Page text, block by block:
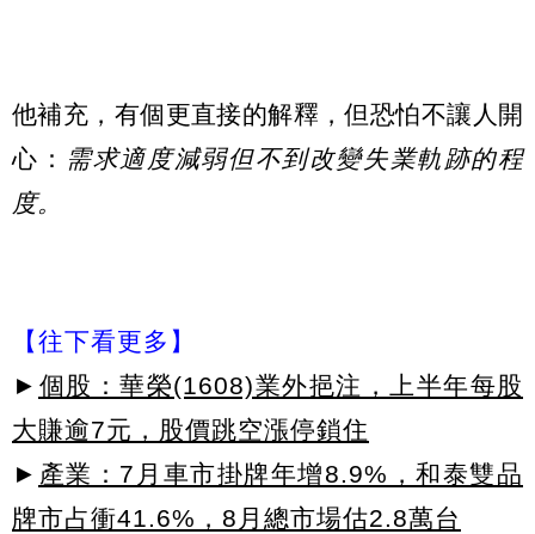
他補充，有個更直接的解釋，但恐怕不讓人開
心： 需求適度減弱但不到改變失業軌跡的程
度。
【往下看更多】
► 個股：華榮(1608)業外挹注，上半年每股
大賺逾7元，股價跳空漲停鎖住
► 產業：7月車市掛牌年增8.9%，和泰雙品
牌市占衝41.6%，8月總市場估2.8萬台